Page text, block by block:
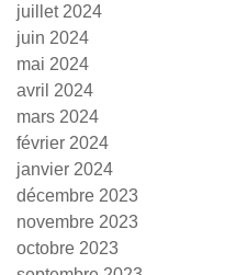
juillet 2024
juin 2024
mai 2024
avril 2024
mars 2024
février 2024
janvier 2024
décembre 2023
novembre 2023
octobre 2023